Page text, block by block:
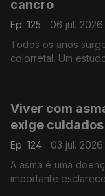
cancro
Ep. 125
06 jul. 2026
Todos os anos
colorretal. Um
Viver com
exige cuidados
Ep. 124
03 jul. 2026
A asma é uma
importante